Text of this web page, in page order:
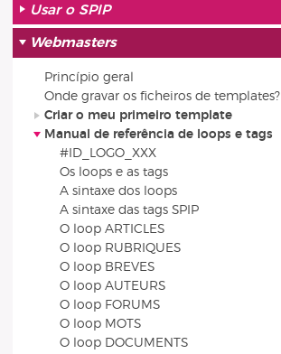
Usar o SPIP
Webmasters
Princípio geral
Onde gravar os ficheiros de templates?
Criar o meu primeiro template
Manual de referência de loops e tags
#ID_LOGO_XXX
Os loops e as tags
A sintaxe dos loops
A sintaxe das tags SPIP
O loop ARTICLES
O loop RUBRIQUES
O loop BREVES
O loop AUTEURS
O loop FORUMS
O loop MOTS
O loop DOCUMENTS